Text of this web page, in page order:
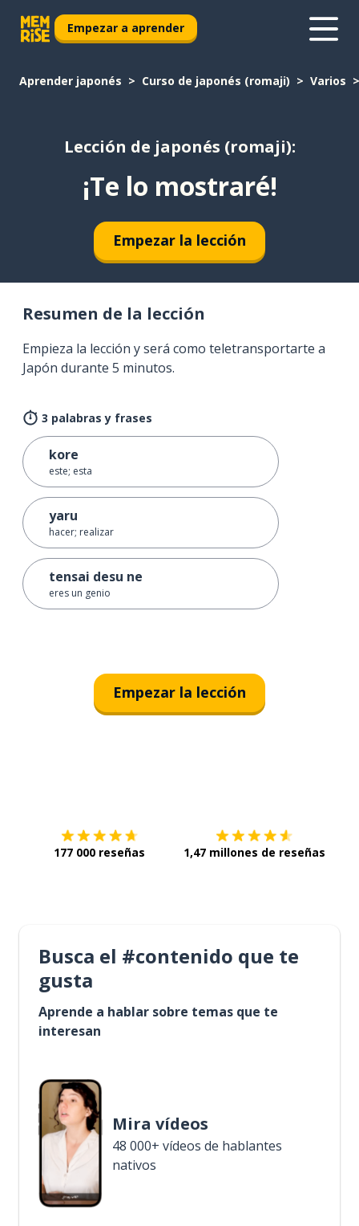
Empezar a aprender
Aprender japonés Curso de japonés (romaji) Varios
Lección de japonés (romaji):
¡Te lo mostraré!
Empezar la lección
Resumen de la lección
Empieza la lección y será como teletransportarte a
Japón durante 5 minutos.
3 palabras y frases
kore
este; esta
yaru
hacer; realizar
tensai desu ne
eres un genio
Empezar la lección
177 000 reseñas 1,47 millones de reseñas
Busca el #contenido que te
gusta
Aprende a hablar sobre temas que te
interesan
Mira vídeos
48 000+ vídeos de hablantes
nativos